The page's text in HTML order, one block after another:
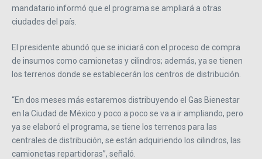
mandatario informó que el programa se ampliará a otras
ciudades del país.
El presidente abundó que se iniciará con el proceso de compra
de insumos como camionetas y cilindros; además, ya se tienen
los terrenos donde se establecerán los centros de distribución.
“En dos meses más estaremos distribuyendo el Gas Bienestar
en la Ciudad de México y poco a poco se va a ir ampliando, pero
ya se elaboró el programa, se tiene los terrenos para las
centrales de distribución, se están adquiriendo los cilindros, las
camionetas repartidoras”, señaló.